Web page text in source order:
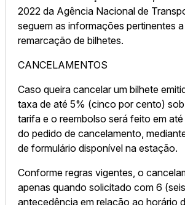
2022 da Agência Nacional de
seguem as informações pertinentes
remarcação de bilhetes.
CANCELAMENTOS
Caso queira cancelar um bilhete
taxa de até 5% (cinco por cento)
tarifa e o reembolso será feito em
do pedido de cancelamento,
de formulário disponível na estação.
Conforme regras vigentes, o
apenas quando solicitado com 6
antecedência em relação ao horário